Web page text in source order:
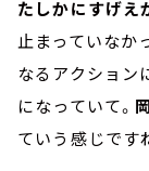
たしかにすげえ
止まっていな
なるアクション
になっていて。
ていう感じです